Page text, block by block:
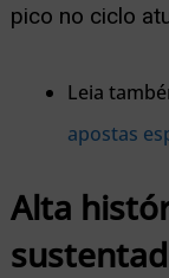
pico no ciclo
Leia
apostas
Alta